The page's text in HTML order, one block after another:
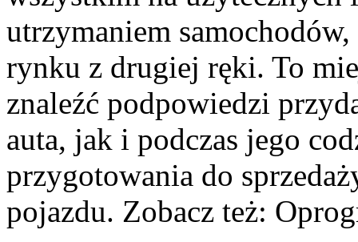
utrzymaniem
rynku z drugiej ręki. To
znaleźć podpowiedzi
auta, jak i podczas jego
przygotowania do
pojazdu. Zobacz też: